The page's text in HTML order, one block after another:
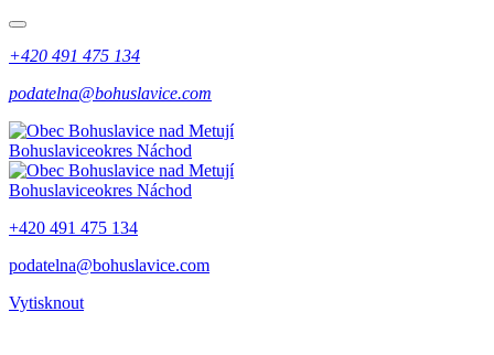
+420 491 475 134
podatelna@bohuslavice.com
Bohuslaviceokres Náchod
Bohuslaviceokres Náchod
+420 491 475 134
podatelna@bohuslavice.com
Vytisknout